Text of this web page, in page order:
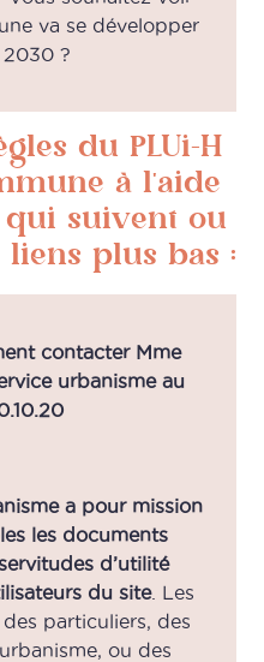
va se développer
2030 ?
du PLUi-H
à l'aide
suivent ou
plus bas :
contacter Mme
urbanisme au
a pour mission
les documents
d’utilité
du site. Les
particuliers, des
ou des